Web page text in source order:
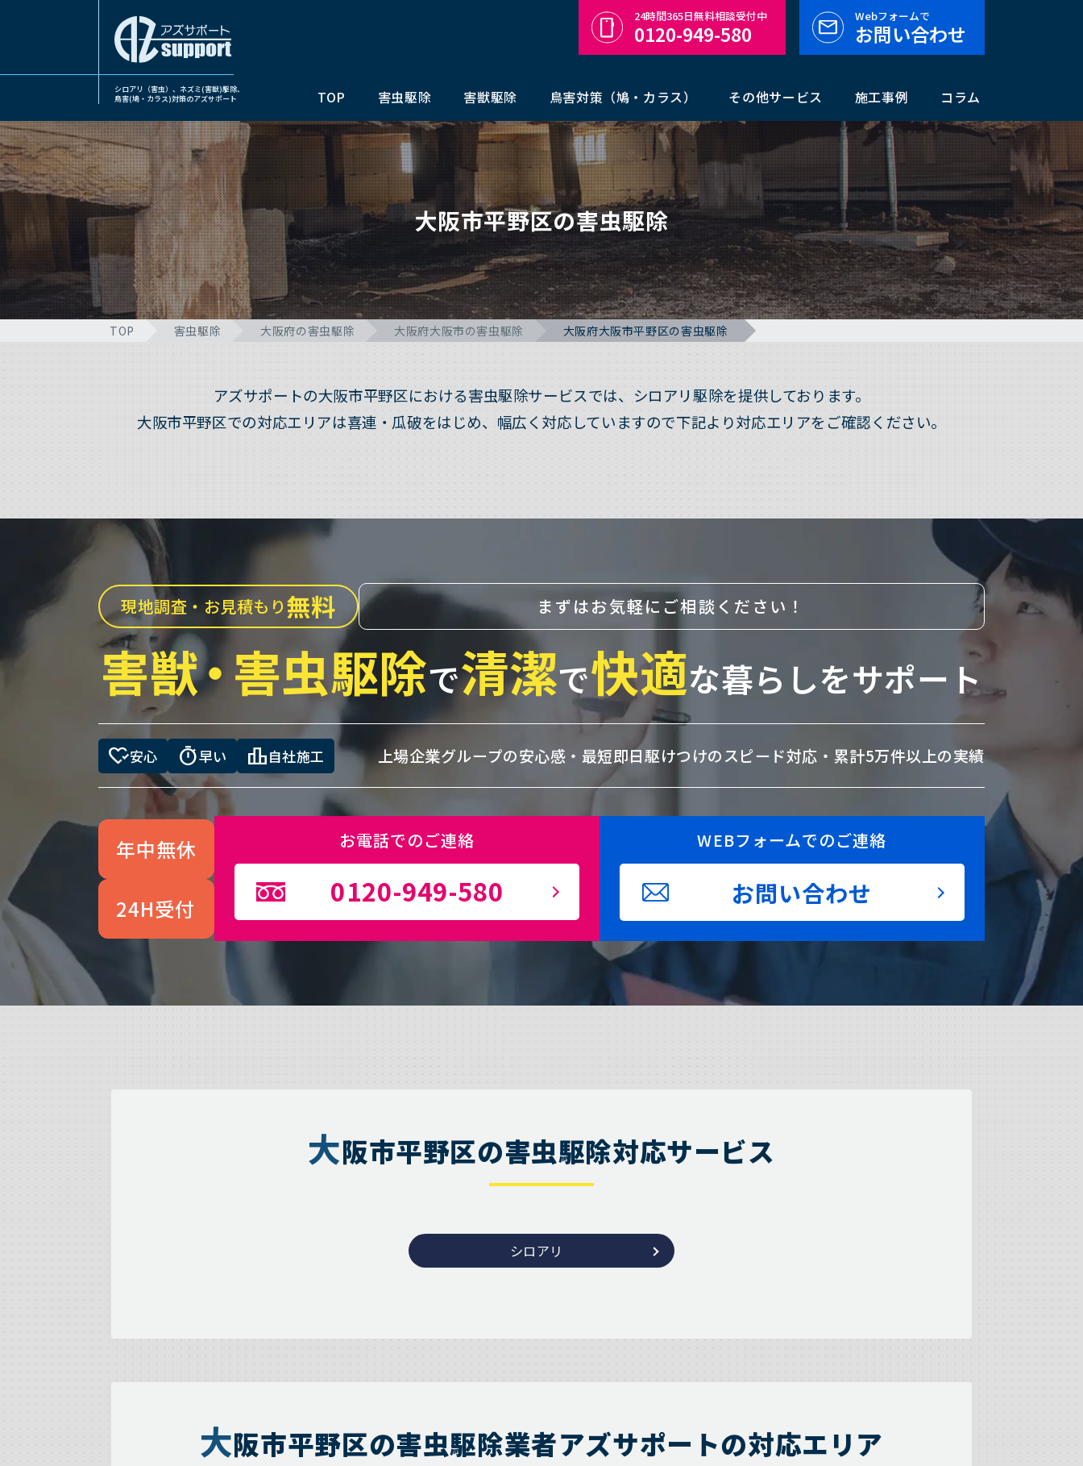
シロアリ（害虫）、ネズミ(害獣)駆除、
鳥害(鳩・カラス)対策のアズサポート
TOP 害虫駆除 害獣駆除 鳥害対策（鳩・カラス） その他サービス 施工事例 コラム
24時間365日無料相談受付中
0120-949-580
Webフォームで
お問い合わせ
大阪市平野区の害虫駆除
TOP 害虫駆除 大阪府の害虫駆除 大阪府大阪市の害虫駆除 大阪府大阪市平野区の害虫駆除
アズサポートの大阪市平野区における害虫駆除サービスでは、シロアリ駆除を提供しております。
大阪市平野区での対応エリアは喜連・瓜破をはじめ、幅広く対応していますので下記より対応エリアをご確認ください。
現地調査・お見積もり無料 まずはお気軽にご相談ください！
害獣・害虫駆除で清潔で快適な暮らしをサポート
heart_check安心 timer早い leaderboard自社施工 上場企業グループの安心感・ 最短即日駆けつけのスピード対応・ 累計5万件以上の実績
年中無休
24H受付
お電話でのご連絡
0120-949-580
WEBフォームでのご連絡
お問い合わせ
大阪市平野区の害虫駆除対応サービス
シロアリ
大阪市平野区の害虫駆除業者アズサポートの対応エリア